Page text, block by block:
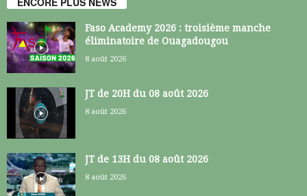
Faso Academy 2026 : troisième manche
éliminatoire de Ouagadougou
8 août 2026
JT de 20H du 08 août 2026
8 août 2026
JT de 13H du 08 août 2026
8 août 2026